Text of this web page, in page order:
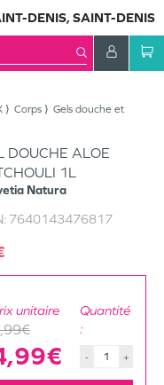
DENIS, SAINT-DENIS
Corps
Gels douche et
DOUCHE ALOE
1L
Natura
7640143476817
unitaire
Quantité
:
- +